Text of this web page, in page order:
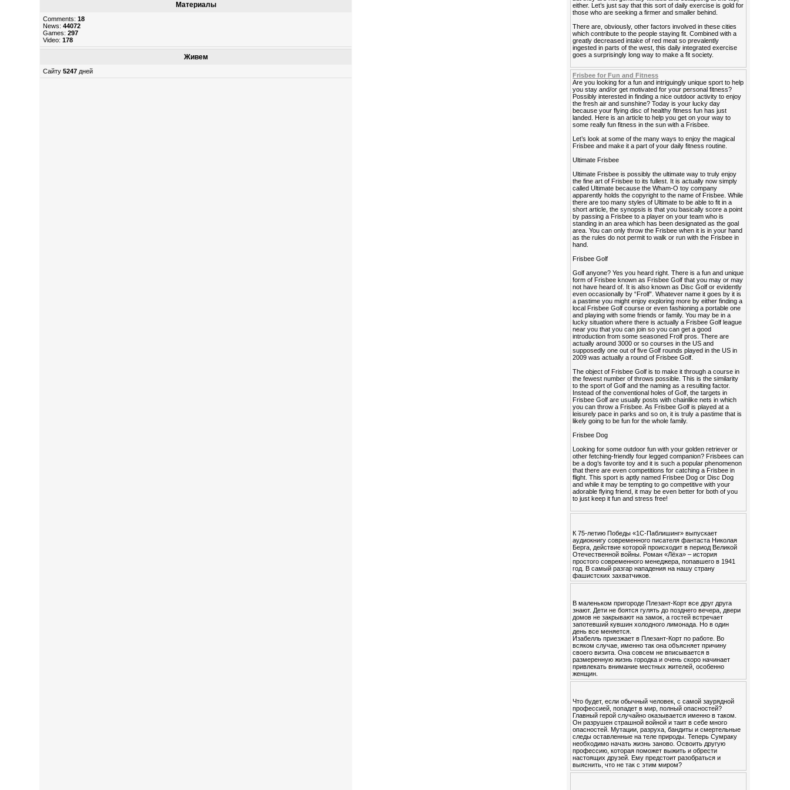
Материалы
Comments:18
News:44072
Games:297
Video:178
Живем
Сайту5247 дней
either. Let’s just say that this sort of daily exercise is gold for
those who are seeking a firmer and smaller behind.
There are, obviously, other factors involved in these cities
which contribute to the people staying fit. Combined with a
greatly decreased intake of red meat so prevalently
ingested in parts of the west, this daily integrated exercise
goes a surprisingly long way to make a fit society.
Frisbee for Fun and Fitness
Are you looking for a fun and intriguingly unique sport to help
you stay and/or get motivated for your personal fitness?
Possibly interested in finding a nice outdoor activity to enjoy
the fresh air and sunshine? Today is your lucky day
because your flying disc of healthy fitness fun has just
landed. Here is an article to help you get on your way to
some really fun fitness in the sun with a Frisbee.
Let’s look at some of the many ways to enjoy the magical
Frisbee and make it a part of your daily fitness routine.
Ultimate Frisbee
Ultimate Frisbee is possibly the ultimate way to truly enjoy
the fine art of Frisbee to its fullest. It is actually now simply
called Ultimate because the Wham-O toy company
apparently holds the copyright to the name of Frisbee. While
there are too many styles of Ultimate to be able to fit in a
short article, the synopsis is that you basically score a point
by passing a Frisbee to a player on your team who is
standing in an area which has been designated as the goal
area. You can only throw the Frisbee when it is in your hand
as the rules do not permit to walk or run with the Frisbee in
hand.
Frisbee Golf
Golf anyone? Yes you heard right. There is a fun and unique
form of Frisbee known as Frisbee Golf that you may or may
not have heard of. It is also known as Disc Golf or evidently
even occasionally by “Frolf”. Whatever name it goes by it is
a pastime you might enjoy exploring more by either finding a
local Frisbee Golf course or even fashioning a portable one
and playing with some friends or family. You may be in a
lucky situation where there is actually a Frisbee Golf league
near you that you can join so you can get a good
introduction from some seasoned Frolf pros. There are
actually around 3000 or so courses in the US and
supposedly one out of five Golf rounds played in the US in
2009 was actually a round of Frisbee Golf.
The object of Frisbee Golf is to make it through a course in
the fewest number of throws possible. This is the similarity
to the sport of Golf and the naming as a resulting factor.
Instead of the conventional holes of Golf, the targets in
Frisbee Golf are usually posts with chainlike nets in which
you can throw a Frisbee. As Frisbee Golf is played at a
leisurely pace in parks and so on, it is truly a pastime that is
likely going to be fun for the whole family.
Frisbee Dog
Looking for some outdoor fun with your golden retriever or
other fetching-friendly four legged companion? Frisbees can
be a dog’s favorite toy and it is such a popular phenomenon
that there are even competitions for catching a Frisbee in
flight. This sport is aptly named Frisbee Dog or Disc Dog
and while it may be tempting to go competitive with your
adorable flying friend, it may be even better for both of you
to just keep it fun and stress free!
К 75-летию Победы «1С-Паблишинг» выпускает
аудиокнигу современного писателя фантаста Николая
Берга, действие которой происходит в период Великой
Отечественной войны. Роман «Лёха» – история
простого современного менеджера, попавшего в 1941
год. В самый разгар нападения на нашу страну
фашистских захватчиков.
В маленьком пригороде Плезант-Корт все друг друга
знают. Дети не боятся гулять до позднего вечера, двери
домов не закрывают на замок, а гостей встречает
запотевший кувшин холодного лимонада. Но в один
день все меняется.
Изабелль приезжает в Плезант-Корт по работе. Во
всяком случае, именно так она объясняет причину
своего визита. Она совсем не вписывается в
размеренную жизнь городка и очень скоро начинает
привлекать внимание местных жителей, особенно
женщин.
Что будет, если обычный человек, с самой заурядной
профессией, попадет в мир, полный опасностей?
Главный герой случайно оказывается именно в таком.
Он разрушен страшной войной и таит в себе много
опасностей. Мутации, разруха, бандиты и смертельные
следы оставленные на теле природы. Теперь Сумраку
необходимо начать жизнь заново. Освоить другую
профессию, которая поможет выжить и обрести
настоящих друзей. Ему предстоит разобраться и
выяснить, что не так с этим миром?